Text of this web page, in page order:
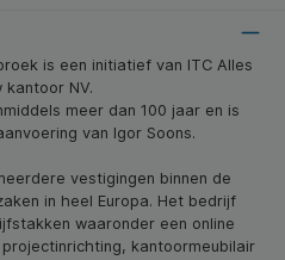
is een initiatief van ITC Alles
kantoor NV.
meer dan 100 jaar en is
van Igor Soons.
vestigingen binnen de
in heel Europa. Het bedrijf
waaronder een online
kantoormeubilair